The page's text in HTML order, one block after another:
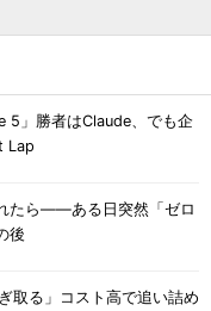
5」勝者はClaude、でも企
Lap
たら――ある日突然「ゼロ
後
取る」コスト高で追い詰め